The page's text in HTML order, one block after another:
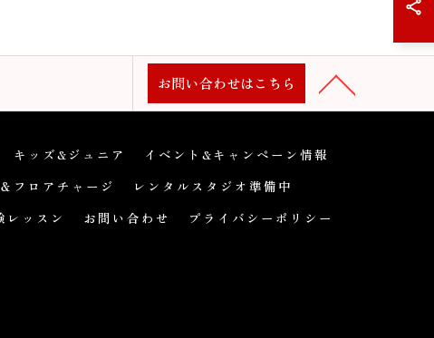
お問い合わせはこちら
キッズ&ジュニア
イベント&キャンペーン情報
フロアチャージ
レンタルスタジオ準備中
レッスン お問い合わせ
プライバシーポリシー